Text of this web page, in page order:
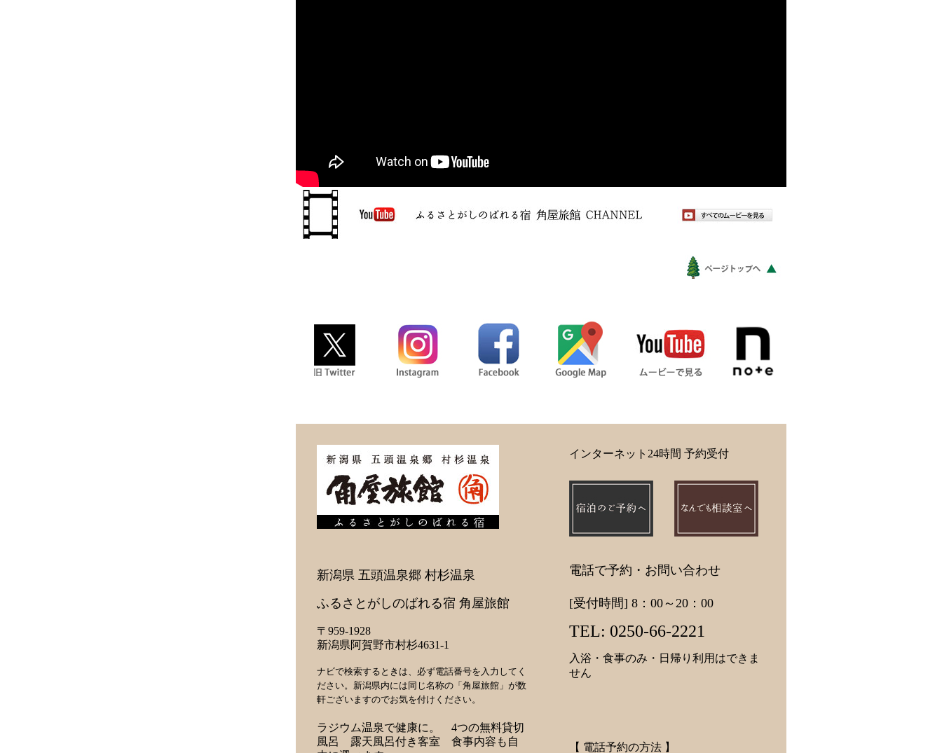
新潟県 五頭温泉郷 村杉温泉
ふるさとがしのばれる宿 角屋旅館
〒959-1928
新潟県阿賀野市村杉4631-1
ナビで検索するときは、必ず電話番号を入力してく
ださい。新潟県内には同じ名称の「角屋旅館」が数
軒ございますのでお気を付けください。
ラジウム温泉で健康に。 4つの無料貸切
風呂 露天風呂付き客室 食事内容も自
インターネット24時間 予約受付
電話で予約・お問い合わせ
[受付時間] 8：00～20：00
TEL: 0250-66-2221
入浴・食事のみ・日帰り利用はできま
せん
【 電話予約の方法 】